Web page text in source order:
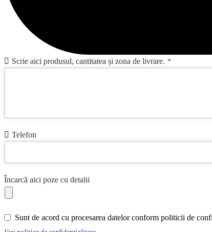
Scrie aici produsul, cantitatea și zona de livrare. *
Telefon
Încarcă aici poze cu detalii
Sunt de acord cu procesarea datelor conform politicii de